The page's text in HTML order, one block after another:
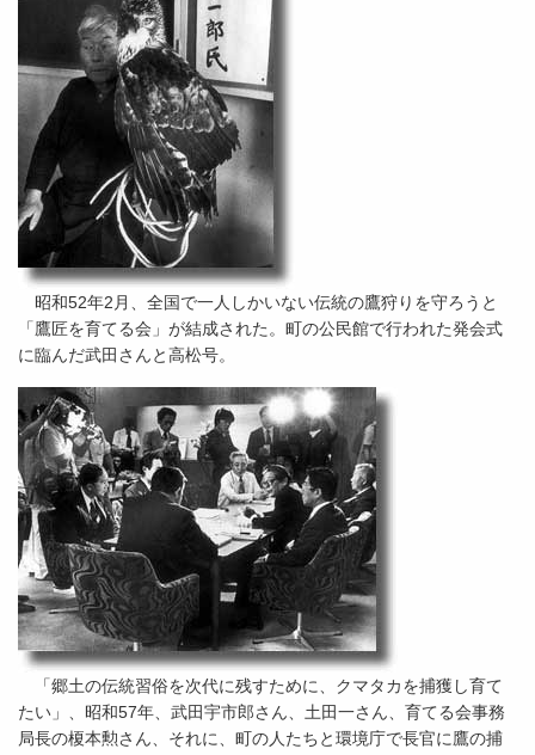
昭和52年2月、全国で一人しかいない伝統の鷹狩りを守ろうと
「鷹匠を育てる会」が結成された。町の公民館で行われた発会式
に臨んだ武田さんと高松号。
「郷土の伝統習俗を次代に残すために、クマタカを捕獲し育て
たい」、昭和57年、武田宇市郎さん、土田一さん、育てる会事務
局長の榎本勲さん、それに、町の人たちと環境庁で長官に鷹の捕